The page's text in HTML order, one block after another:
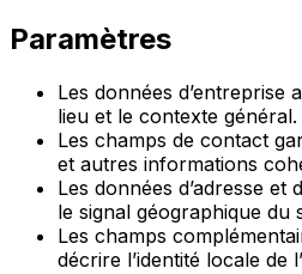
Paramètres
Les données d’entreprise
lieu et le contexte général.
Les champs de contact
et autres informations
Les données d’adresse
le signal géographique du
Les champs
décrire l’identité locale de